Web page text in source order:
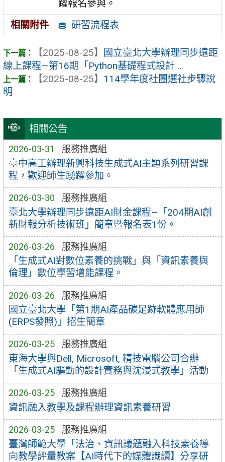
相關公告
2026-03-31 服務推廣組
臺中高工辦理新興科技生成式AI主題系列研習課
程，歡迎師生踴躍參加。
2026-03-30 服務推廣組
臺北大學辦理同步遠距AI財金課程–「204期AI創
新財報分析技術班」簡章暨報名表1份。
2026-03-26 服務推廣組
「生成式AI對數位素養的挑戰」與「資訊素養與
倫理」數位學習增能課程。
2026-03-26 服務推廣組
國立臺北大學「第1期AI產品碳足跡軟體應用師
(ERPS發照)」招生簡章
2026-03-25 服務推廣組
東海大學與Dell, Microsoft, 精技電腦公司合辦
「生成式AI驅動的設計實務與沈浸式教學」活動
2026-03-25 服務推廣組
資訊融入教學及課程辦理資訊素養研習
2026-03-25 服務推廣組
臺灣師範大學「法治、資訊議題融入科技素養導
向教學評量教案【AI時代下的媒體識讀】分享研
躍報名參與。
相關附件
研習流程表
【2025-08-25】
國立臺北大學辦理同步遠距
線上課程—第16期「Python基礎程式設計 ...
【2025-08-25】 114學年度社團選社步驟說
明